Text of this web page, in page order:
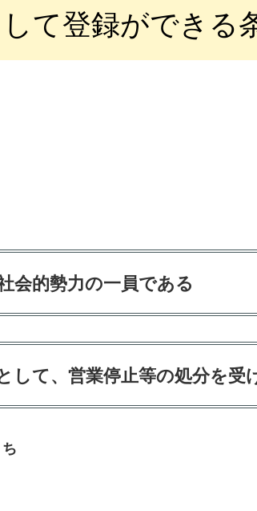
て登録ができる
会的勢力の一員である
して、営業停止等の処分を受